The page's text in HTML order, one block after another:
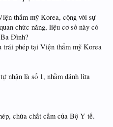
thẩm mỹ Korea, cộng với sự
chức năng, liệu cơ sở này có
Đình?
trái phép tại Viện thẩm mỹ Korea
nhận là số 1, nhằm đánh lừa
chứa chất cấm của Bộ Y tế.